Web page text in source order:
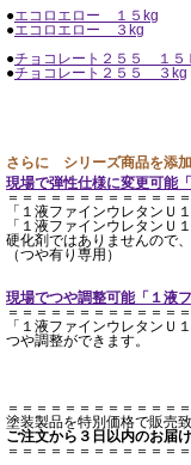
●エコロエロー １５kg
●エコロエロー ３kg
●チョコレート２５５ １５
●チョコレート２５５ ３kg
さらに シリーズ商品を添
現場で弾性仕様に変更可能
＝＝＝＝＝＝＝＝＝＝＝＝
「１液ファインウレタンＵ
「１液ファインウレタンＵ
硬化剤ではありませんので
（つや有り専用）
現場でつや調整可能「１液
＝＝＝＝＝＝＝＝＝＝＝＝
「１液ファインウレタンＵ
つや調整ができます。
＝＝＝＝＝＝＝＝＝＝＝＝
塗装製品を特別価格で販売致
ご注文から３日以内のお届け
＝＝＝＝＝＝＝＝＝＝＝＝